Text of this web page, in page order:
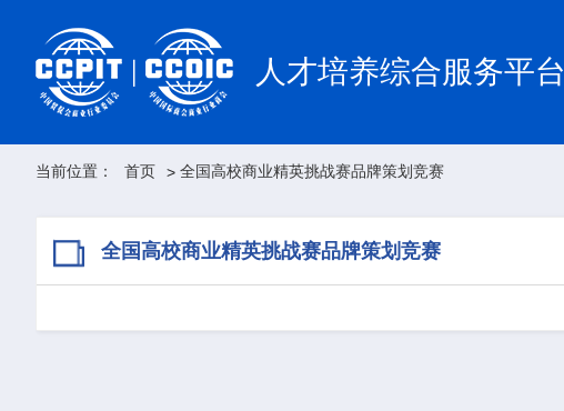
人才培养综合服务平台
当前位置： 首页 > 全国高校商业精英挑战赛品牌策划竞赛
全国高校商业精英挑战赛品牌策划竞赛